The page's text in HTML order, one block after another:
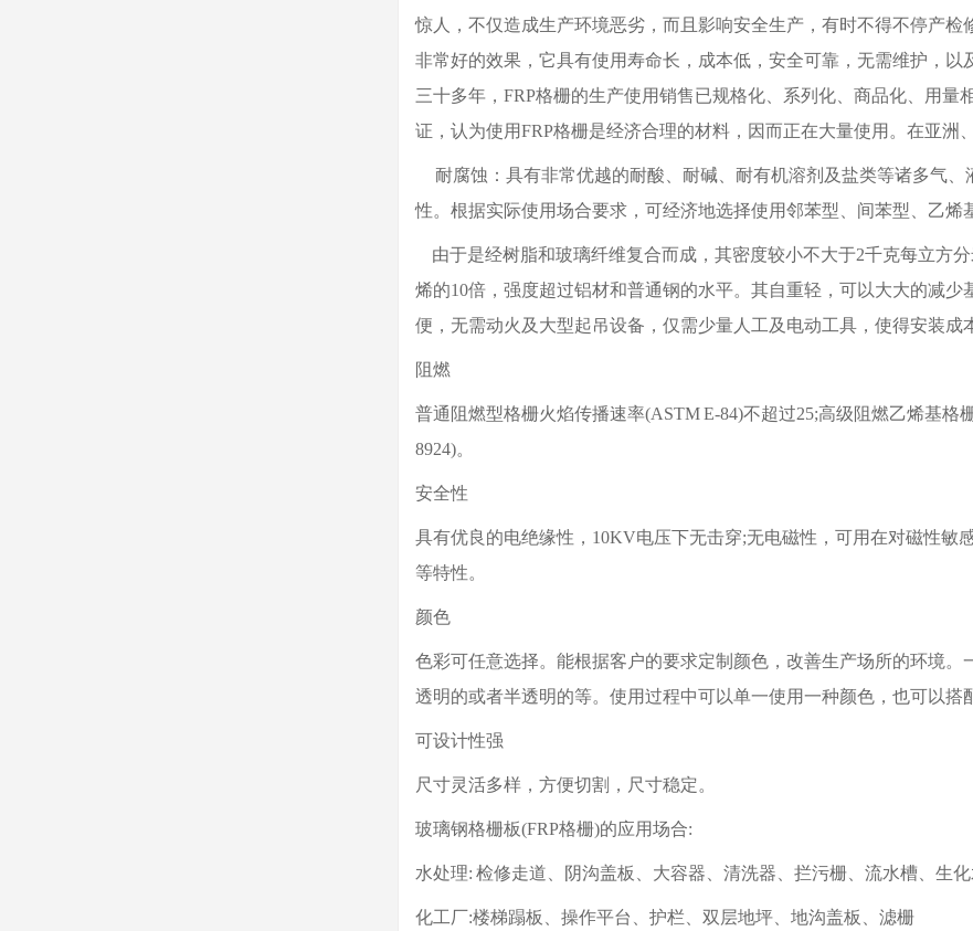
惊人，不仅造成生产环境恶劣，而且影响安全生产，有时不得不停产检
非常好的效果，它具有使用寿命长，成本低，安全可靠，无需维护，
三十多年，FRP格栅的生产使用销售已规格化、系列化、商品化、用
证，认为使用FRP格栅是经济合理的材料，因而正在大量使用。在亚洲
耐腐蚀：具有非常优越的耐酸、耐碱、耐有机溶剂及盐类等诸多气
性。根据实际使用场合要求，可经济地选择使用邻苯型、间苯型、乙
由于是经树脂和玻璃纤维复合而成，其密度较小不大于2千克每立方
烯的10倍，强度超过铝材和普通钢的水平。其自重轻，可以大大的减
便，无需动火及大型起吊设备，仅需少量人工及电动工具，使得安装成
阻燃
普通阻燃型格栅火焰传播速率(ASTM E-84)不超过25;高级阻燃乙烯基格
8924)。
安全性
具有优良的电绝缘性，10KV电压下无击穿;无电磁性，可用在对磁性敏
等特性。
颜色
色彩可任意选择。能根据客户的要求定制颜色，改善生产场所的环境
透明的或者半透明的等。使用过程中可以单一使用一种颜色，也可以搭
可设计性强
尺寸灵活多样，方便切割，尺寸稳定。
玻璃钢格栅板(FRP格栅)的应用场合:
水处理: 检修走道、阴沟盖板、大容器、清洗器、拦污栅、流水槽、生
化工厂:楼梯蹋板、操作平台、护栏、双层地坪、地沟盖板、滤栅